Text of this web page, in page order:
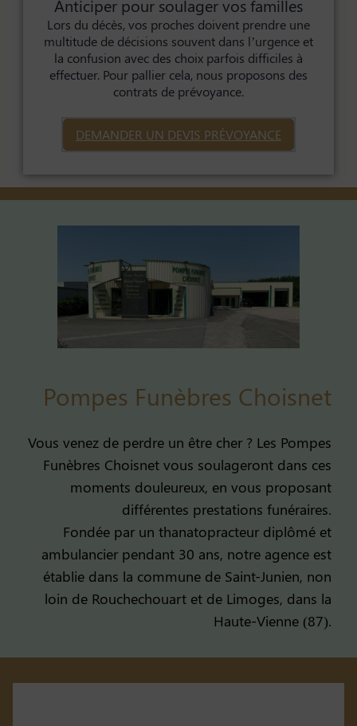
Anticiper pour soulager vos familles
Lors du décès, vos proches doivent prendre une
multitude de décisions souvent dans l’urgence et
la confusion avec des choix parfois difficiles à
effectuer. Pour pallier cela, nous proposons des
contrats de prévoyance.
DEMANDER UN DEVIS PRÉVOYANCE
Pompes Funèbres Choisnet
Vous venez de perdre un être cher ? Les Pompes
Funèbres Choisnet vous soulageront dans ces
moments douleureux, en vous proposant
différentes prestations funéraires.
Fondée par un thanatopracteur diplômé et
ambulancier pendant 30 ans, notre agence est
établie dans la commune de Saint-Junien, non
loin de Rouchechouart et de Limoges, dans la
Haute-Vienne (87).